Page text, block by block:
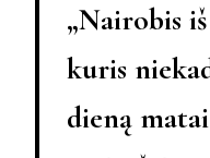
„Nairobis
kuris
dieną